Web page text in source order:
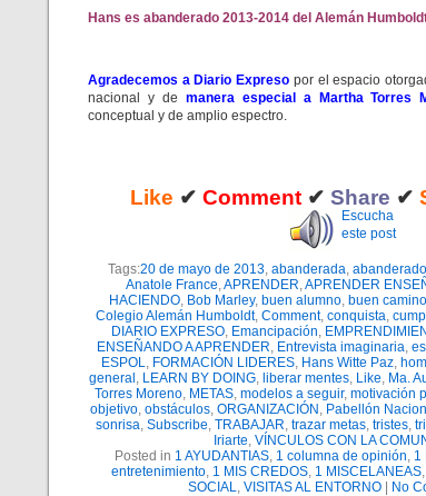
Hans es abanderado 2013-2014 del Alemán
Agradecemos a Diario Expreso por el espacio
nacional y de manera especial a Martha Torres
conceptual y de amplio espectro.
Like ✔ Comment✔ Share ✔
Escucha
este post
Tags:20 de mayo de 2013, abanderada,
Anatole France,APRENDER,APRENDER
HACIENDO, Bob Marley, buen alumno, buen camino
Colegio Alemán Humboldt, Comment, conquista,
DIARIO EXPRESO, Emancipación,
ENSEÑANDO A APRENDER, Entrevista imaginaria,
ESPOL, FORMACIÓN LIDERES, Hans Witte Paz,
general , LEARN BY DOING, liberar mentes, Like, Ma.
Torres Moreno, METAS, modelos a seguir, motivación
objetivo, obstáculos, ORGANIZACIÓN , Pabellón
sonrisa, Subscribe, TRABAJAR, trazar metas, tristes,
Iriarte, VÍNCULOS CON LA
Posted in 1 AYUDANTIAS, 1 columna de opinión, 1
entretenimiento, 1 MIS CREDOS, 1 MISCELANEAS,
SOCIAL, VISITAS AL ENTORNO| No